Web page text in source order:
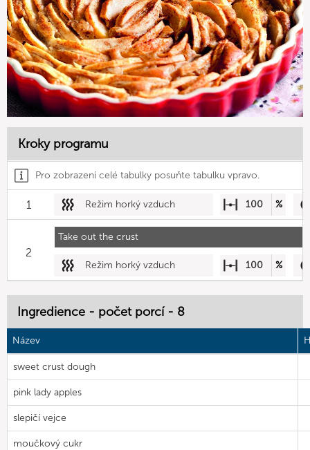
Kroky programu
Pro zobrazení celé tabulky posuňte tabulku vpravo.
1 Režim horký vzduch 100 %
Take out the crust
2
Režim horký vzduch 100 %
Ingredience - počet porcí - 8
Název
sweet crust dough
pink lady apples
slepičí vejce
moučkový cukr